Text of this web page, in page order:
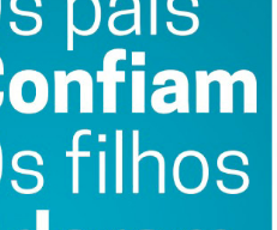
de Penafiel num apoio